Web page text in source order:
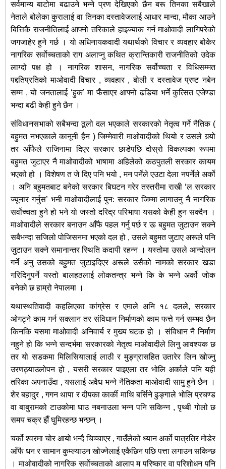
सर्वमान्य बाटोमा बढाउने भन्ने प्रण देखिएको छैन बरू तिनका सबैखाले
नेताले बोलेका कुरालाई वा तिनका दस्तावेजलाई आधार मान्दा, मौका आउने
बित्तिकै राजनीतिलाई आफ्नो तरिकाले हाइज्याक गर्न माओवादी लागिपरेको
जगजाहेर हुने गर्छ । यो अधिनायकवादी यथार्थको विचार र व्यवहार बोकेर
नागरिक सर्वोच्चताको राग अलाप्नु कथित क्रान्तिकारी राजनीतिको उदेक
लाग्दो पक्ष हो । नागरिक शासन, नागरिक सर्वोच्चता र विधिसम्मत
पद्दतिप्रतिको माओवादी विचार , व्यवहार , बोली र दस्तावेज प्रष्ट नबेन
सम्म , यो जनतालाई ‘हुक’ मा फँसाएर आफ्नो ढडिया भर्ने कुत्सित एजेण्डा
भन्दा बढी केही हुने छैन ।
संविधानसभाको सबैभन्दा ठूलो दल भएकाले सरकारको नेतृत्व गर्ने नैतिक (
बहुमत नभएकाले कानूनी हैन ) जिम्मेवारी माओवादीको थियो र उसले गर्‍यो
तर आँफैले राजिनामा दिएर सरकार छाडेपछि दोस्रो विकल्पका रूपमा
बहुमत जुटाएर नै माओवादीको भाषामा अहिलेको कठपुतली सरकार कायम
भएको हो । विशेषण त जे दिए पनि भयो , मन पर्नेले एउटा देला नपर्नेले अर्को
। अनि बहुमतबाट बनेको सरकार बिघटन गरेर तस्तरीमा राखी ‘ल सरकार
ज्यूनार गर्नुस’ भनी माओवादीलाई पुन: सरकार जिम्मा लागाउनु नै नागरिक
सर्वोच्चता हुने हो भने यो जस्तो दरिद्र परिभाषा यसको केही हुन सक्दैन ।
माओवादीले सरकार बनाउन आँफै पहल गर्नु पर्छ र ऊ बहुमत जुटाउन सक्ने
सबैभन्दा सजिलो पोजिसनमा भएको दल हो , उसले बहुमत जुटाए अरूले पनि
जुटाउन सक्ने समानान्तर स्थिति कदापी रहन्न । यस्तोमा उसले आन्दोलन
गर्ने अनु उसको बहुमत जुटाइदिएर अरूले उसैको नामको सरकार खडा
गरिदिनुपर्ने यस्तो बालहठलाई लोकतन्त्र भन्ने कि के भन्ने अर्को जोक
बनेको छ हाम्रो नेपालमा ।
यथास्थतिवादी कहलिएका कांग्रेस र एमाले अनि १८ दलले, सरकार
ओगट्ने काम गर्न सक्लान तर संविधान निर्माणको काम फत्ते गर्न सम्भव छैन
किनकि यसमा माओवादी अनिवार्य र मुख्य घटक हो । संविधान नै निर्माण
नहुने हो कि भन्ने सन्दर्भमा सरकारको नेतृत्व माओवादीले लिनु आवश्यक छ
तर यो सडकमा मिलिसियालाई लाठी र मुङ्ग्रासहित उतारेर लिन खोज्नु
उरणठ्याउलोपन हो , यसरी सरकार पाइएला तर भोलि अर्काले पनि यही
तरिका अपनाउँदा , यसलाई अवैध भन्ने नैतिकता माओवादी सामु हुने छैन ।
शेर बहादुर , गगन थापा र दीपका कार्की माथि बर्सिने ढुङ्गाले भोलि प्रचण्ड
वा बाबुरामको टाउकोमा घाउ नबनाउला भन्न पनि सकिन्न , पृथ्बी गोलो छ
समय चक्र झैँ घुमिरहन्छ भन्छन् ।
चर्को श्वरमा चोर आयो भन्दै चिच्चाएर , गाउँलेको ध्यान अर्को पात्रतिर मोडेर
आँफै धन र सामान कुम्ल्याउन खोज्नेलाई एकैछिन पछि पत्ता लगाउन सकिन्छ
। माओवादीको नागरिक सर्वोच्चताको आलाप म परिष्कार वा परिशोधन पनि